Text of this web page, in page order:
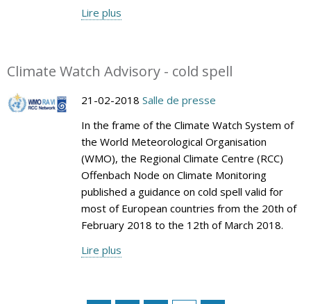
Lire plus
Climate Watch Advisory - cold spell
21-02-2018 Salle de presse
In the frame of the Climate Watch System of
the World Meteorological Organisation
(WMO), the Regional Climate Centre (RCC)
Offenbach Node on Climate Monitoring
published a guidance on cold spell valid for
most of European countries from the 20th of
February 2018 to the 12th of March 2018.
Lire plus